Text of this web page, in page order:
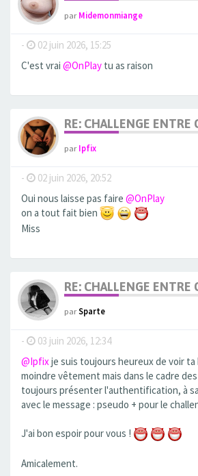
parMidemonmiange
- 02 juin 2026, 15:25
C'est vrai @OnPlay tu as raison
RE: CHALLENGE ENTRE
parIpfix
- 02 juin 2026, 20:52
Oui nous laisse pas faire @OnPlay
on a tout fait bien
Miss
RE: CHALLENGE ENTRE
parSparte
- 03 juin 2026, 12:34
@Ipfix je suis toujours heureux de voir ta
moindre vêtement mais dans le cadre
toujours présenter l'authentification, à
avec le message : pseudo + pour le
J'ai bon espoir pour vous !
Amicalement.